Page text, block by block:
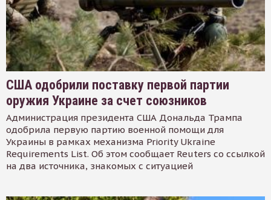
США одобрили поставку первой партии
оружия Украине за счет союзников
Администрация президента США Дональда Трампа
одобрила первую партию военной помощи для
Украины в рамках механизма Priority Ukraine
Requirements List. Об этом сообщает Reuters со ссылкой
на два источника, знакомых с ситуацией